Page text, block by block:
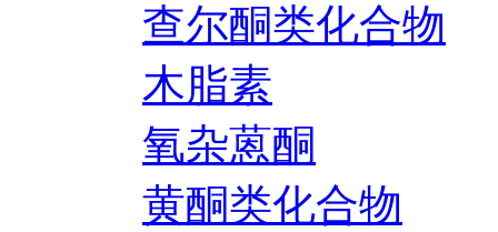
查尔酮类化合物
木脂素
氧杂蒽酮
黄酮类化合物